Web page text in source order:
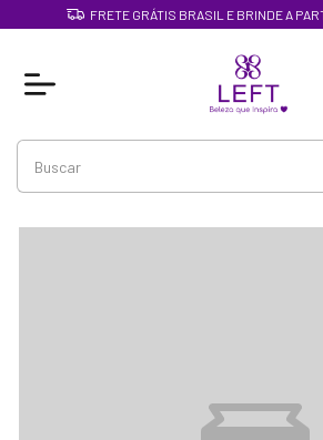
FRETE GRÁTIS BRASIL E BRINDE A